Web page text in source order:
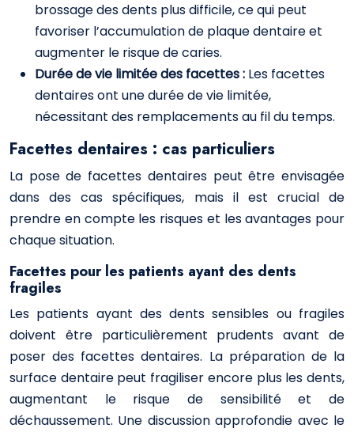
brossage des dents plus difficile, ce qui peut
favoriser l’accumulation de plaque dentaire et
augmenter le risque de caries.
Durée de vie limitée des facettes : Les facettes
dentaires ont une durée de vie limitée,
nécessitant des remplacements au fil du temps.
Facettes dentaires : cas particuliers
La pose de facettes dentaires peut être envisagée
dans des cas spécifiques, mais il est crucial de
prendre en compte les risques et les avantages pour
chaque situation.
Facettes pour les patients ayant des dents
fragiles
Les patients ayant des dents sensibles ou fragiles
doivent être particulièrement prudents avant de
poser des facettes dentaires. La préparation de la
surface dentaire peut fragiliser encore plus les dents,
augmentant le risque de sensibilité et de
déchaussement. Une discussion approfondie avec le